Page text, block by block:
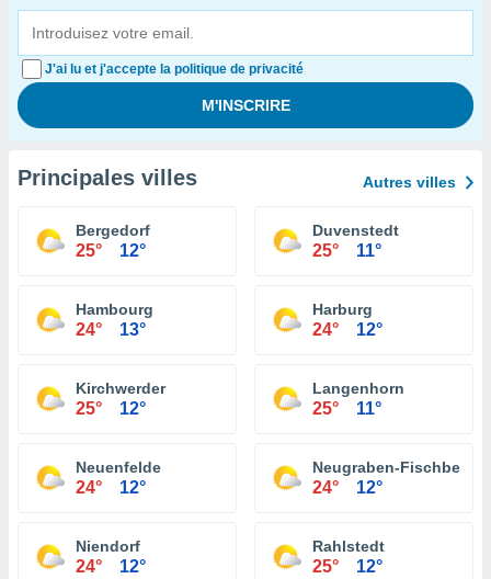
J'ai lu et j'accepte la politique de privacité
Principales villes Autres villes
Bergedorf
25° 12°
Duvenstedt
25° 11°
Hambourg
24° 13°
Harburg
24° 12°
Kirchwerder
25° 12°
Langenhorn
25° 11°
Neuenfelde
24° 12°
Neugraben-Fischbek
24° 12°
Niendorf
24° 12°
Rahlstedt
25° 12°